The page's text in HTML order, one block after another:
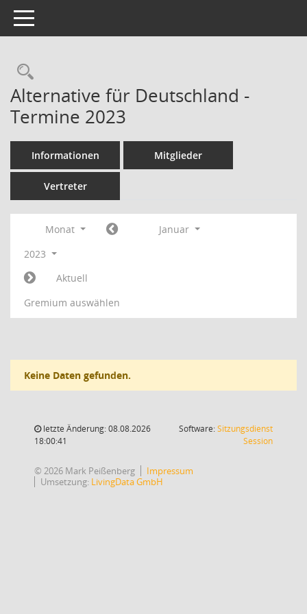
Toggle navigation
Rechercheauswahl
Alternative für Deutschland -
Termine 2023
Informationen Mitglieder
Vertreter
Monat
Januar
2023
Aktuell
Gremium auswählen
Keine Daten gefunden.
letzte Änderung: 08.08.2026
18:00:41
Software:Sitzungsdienst
Session(Wird in
© 2026 Mark Peißenberg
Impressum
Umsetzung: LivingData GmbH